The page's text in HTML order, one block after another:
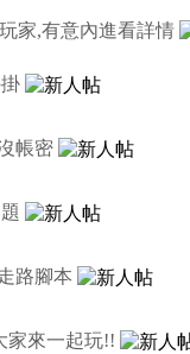
家,有意內進看詳情
帳密
路腳本
家來一起玩!!